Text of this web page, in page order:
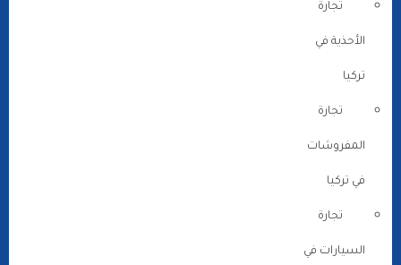
تجارة
الأحذية في
تركيا
تجارة
المفروشات
في تركيا
تجارة
السيارات في